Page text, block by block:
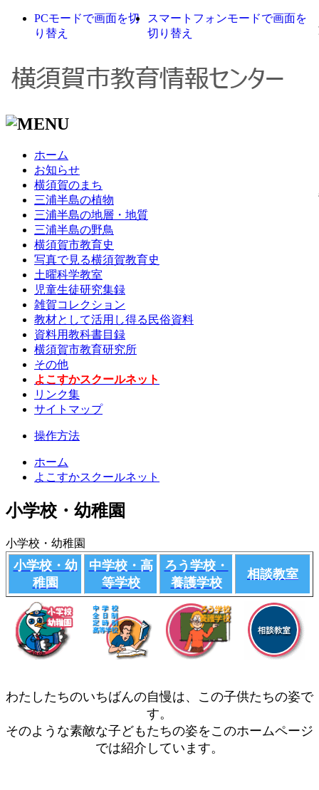
PCモードで画面を切
り替え
スマートフォンモードで画面を
切り替え
ホーム
お知らせ
横須賀のまち
三浦半島の植物
三浦半島の地層・地質
三浦半島の野鳥
横須賀市教育史
写真で見る横須賀教育史
土曜科学教室
児童生徒研究集録
雑賀コレクション
教材として活用し得る民俗資料
資料用教科書目録
横須賀市教育研究所
その他
よこすかスクールネット
リンク集
サイトマップ
操作方法
ホーム
よこすかスクールネット
小学校・幼稚園
小学校・幼稚園
小学校・幼
稚園
中学校・高
等学校
ろう学校・
養護学校
相談教室
わたしたちのいちばんの自慢は、この子供たちの姿で
す。
そのような素敵な子どもたちの姿をこのホームページ
では紹介しています。